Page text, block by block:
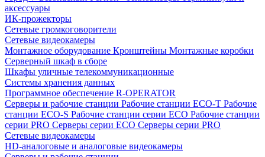
аксессуары
ИК-прожекторы
Сетевые громкоговорители
Сетевые видеокамеры
Монтажное оборудование Кронштейны Монтажные коробки
Серверный шкаф в сборе
Шкафы уличные телекоммуникационные
Системы хранения данных
Программное обеспечение R-OPERATOR
Серверы и рабочие станции Рабочие станции ECO-T Рабочие
станции ECO-S Рабочие станции серии ECO Рабочие станции
серии PRO Серверы серии ECO Серверы серии PRO
Сетевые видеокамеры
HD-аналоговые и аналоговые видеокамеры